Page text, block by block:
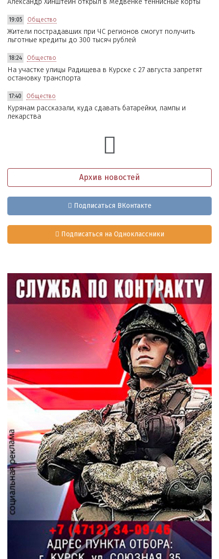
19:05 Общество
Жители пострадавших при ЧС регионов смогут получить
льготные кредиты до 300 тысяч рублей
18:24 Общество
На участке улицы Радищева в Курске с 27 августа запретят
остановку транспорта
17:40 Общество
Курянам рассказали, куда сдавать батарейки, лампы и
лекарства
Архив новостей
Подписаться ВКонтакте
Подписаться на Одноклассники